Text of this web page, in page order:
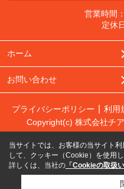
営業時間：
定休
ホーム
お問い合わせ
プライバシーポリシー 利用
Copyright(c) 株式会社チ
当サイトでは、お客様の当サイト
して、クッキー（Cookie）を使用し
詳しくは、当社の 「Cookieの取扱